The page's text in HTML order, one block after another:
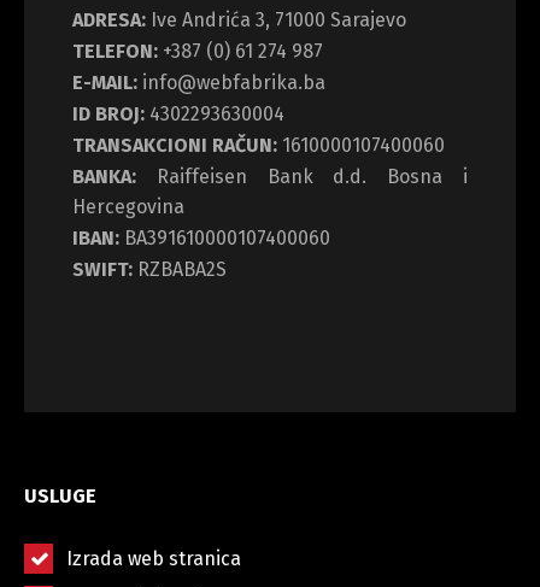
ADRESA: Ive Andrića 3, 71000 Sarajevo
TELEFON: +387 (0) 61 274 987
E-MAIL: info@webfabrika.ba
ID BROJ: 4302293630004
TRANSAKCIONI RAČUN: 1610000107400060
BANKA: Raiffeisen Bank d.d. Bosna i
Hercegovina
IBAN: BA391610000107400060
SWIFT: RZBABA2S
USLUGE
Izrada web stranica